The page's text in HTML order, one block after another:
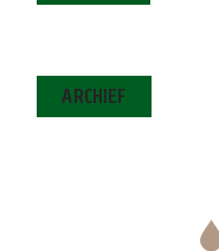
ARCHIEF